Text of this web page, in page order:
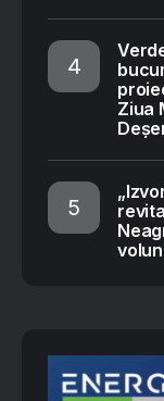
Ziua